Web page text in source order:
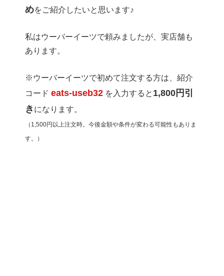
めをご紹介したいと思います♪
私はウーバーイーツで頼みましたが、実店舗も
あります。
※ウーバーイーツで初めて注文する方は、紹介
コード eats-useb32 を入力すると 1,800円引
き になります。
（1,500円以上注文時。今後金額や条件が変わる可能性もありま
す。）